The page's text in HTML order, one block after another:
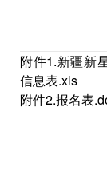
附件1.新疆新
信息表.xls
附件2.报名表